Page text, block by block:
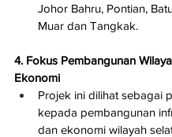
Johor Bahru, Pontian,
Muar dan Tangkak.
4. Fokus Pembangunan
Ekonomi
Projek ini dilihat sebagai
kepada pembangunan
dan ekonomi wilayah